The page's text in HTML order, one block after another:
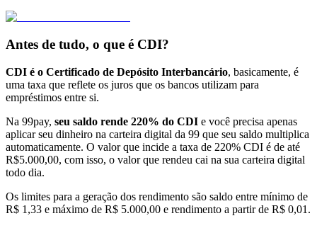
Antes de tudo, o que é CDI?
CDI é o Certificado de Depósito Interbancário, basicamente, é
uma taxa que reflete os juros que os bancos utilizam para
empréstimos entre si.
Na 99pay, seu saldo rende 220% do CDI e você precisa apenas
aplicar seu dinheiro na carteira digital da 99 que seu saldo multiplica
automaticamente. O valor que incide a taxa de 220% CDI é de até
R$5.000,00, com isso, o valor que rendeu cai na sua carteira digital
todo dia.
Os limites para a geração dos rendimento são saldo entre mínimo de
R$ 1,33 e máximo de R$ 5.000,00 e rendimento a partir de R$ 0,01.